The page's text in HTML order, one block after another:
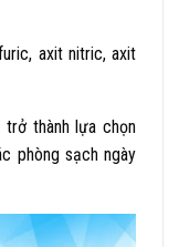
axit nitric, axit
trở thành lựa chọn
phòng sạch ngày